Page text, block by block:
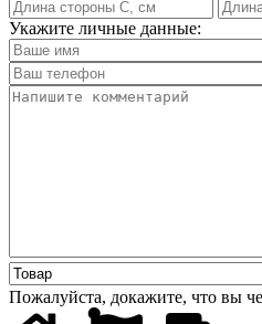
Укажите личные данные:
Пожалуйста, докажите, что вы